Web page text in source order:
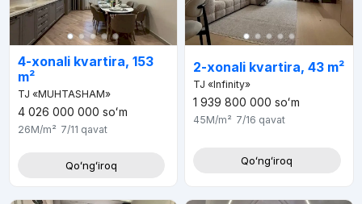
4-xonali kvartira, 153
m²
TJ «MUHTASHAM»
4 026 000 000 soʻm
26M/m² 7/11 qavat
Qoʻngʻiroq
2-xonali kvartira, 43 m²
TJ «Infinity»
1 939 800 000 soʻm
45M/m² 7/16 qavat
Qoʻngʻiroq